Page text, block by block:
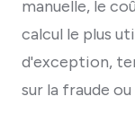
manuelle, le
calcul le plus
d'exception,
sur la fraude